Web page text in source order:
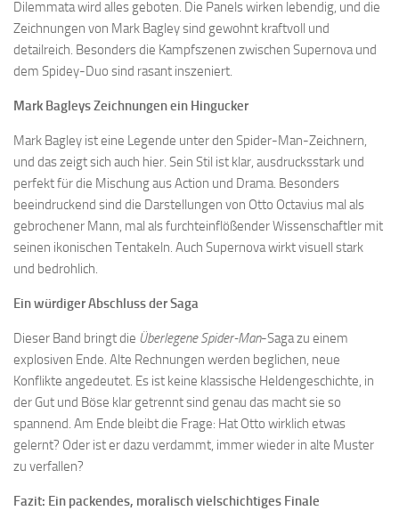
Dilemmata wird alles geboten. Die Panels wirken lebendig, und die
Zeichnungen von Mark Bagley sind gewohnt kraftvoll und
detailreich. Besonders die Kampfszenen zwischen Supernova und
dem Spidey-Duo sind rasant inszeniert.
Mark Bagleys Zeichnungen ein Hingucker
Mark Bagley ist eine Legende unter den Spider-Man-Zeichnern,
und das zeigt sich auch hier. Sein Stil ist klar, ausdrucksstark und
perfekt für die Mischung aus Action und Drama. Besonders
beeindruckend sind die Darstellungen von Otto Octavius mal als
gebrochener Mann, mal als furchteinflößender Wissenschaftler mit
seinen ikonischen Tentakeln. Auch Supernova wirkt visuell stark
und bedrohlich.
Ein würdiger Abschluss der Saga
Dieser Band bringt die Überlegene Spider-Man-Saga zu einem
explosiven Ende. Alte Rechnungen werden beglichen, neue
Konflikte angedeutet. Es ist keine klassische Heldengeschichte, in
der Gut und Böse klar getrennt sind genau das macht sie so
spannend. Am Ende bleibt die Frage: Hat Otto wirklich etwas
gelernt? Oder ist er dazu verdammt, immer wieder in alte Muster
zu verfallen?
Fazit: Ein packendes, moralisch vielschichtiges Finale